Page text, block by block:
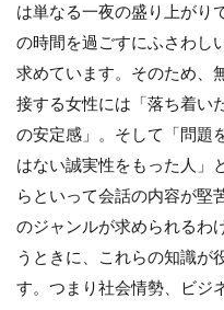
手っ
取り
早く
ノリ
で稼
ぐ
ぜ！
はキ
ャバ
クラ
であ
る理
は単なる一夜の盛り上がり
の時間を過ごすにふさわし
求めています。そのため、
接する女性には「落ち着い
の安定感」。そして「問題
はない誠実性をもった人」
らといって会話の内容が堅
のジャンルが求められるわ
うときに、これらの知識が
す。つまり社会情勢、ビジ